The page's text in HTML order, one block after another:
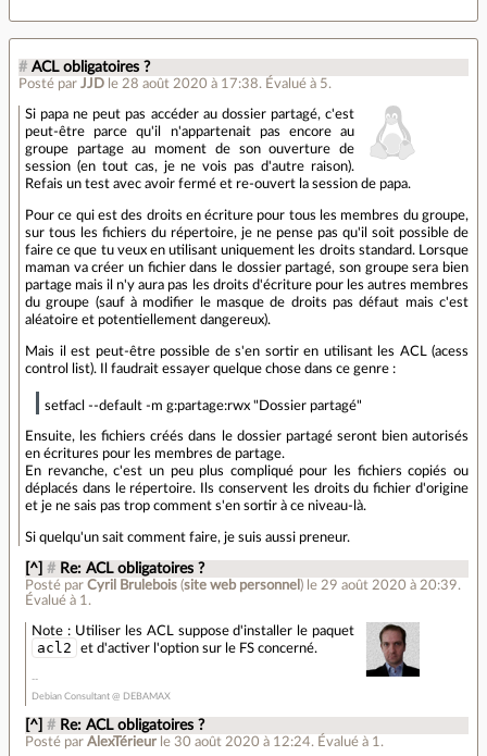
# ACL obligatoires ?
Posté par JJD le 28 août 2020 à 17:38. Évalué à 5.
Si papa ne peut pas accéder au dossier partagé, c'est
peut-être parce qu'il n'appartenait pas encore au
groupe partage au moment de son ouverture de
session (en tout cas, je ne vois pas d'autre raison).
Refais un test avec avoir fermé et re-ouvert la session de papa.
Pour ce qui est des droits en écriture pour tous les membres du groupe,
sur tous les fichiers du répertoire, je ne pense pas qu'il soit possible de
faire ce que tu veux en utilisant uniquement les droits standard. Lorsque
maman va créer un fichier dans le dossier partagé, son groupe sera bien
partage mais il n'y aura pas les droits d'écriture pour les autres membres
du groupe (sauf à modifier le masque de droits pas défaut mais c'est
aléatoire et potentiellement dangereux).
Mais il est peut-être possible de s'en sortir en utilisant les ACL (acess
control list). Il faudrait essayer quelque chose dans ce genre :
setfacl --default -m g:partage:rwx "Dossier partagé"
Ensuite, les fichiers créés dans le dossier partagé seront bien autorisés
en écritures pour les membres de partage.
En revanche, c'est un peu plus compliqué pour les fichiers copiés ou
déplacés dans le répertoire. Ils conservent les droits du fichier d'origine
et je ne sais pas trop comment s'en sortir à ce niveau-là.
Si quelqu'un sait comment faire, je suis aussi preneur.
[^] # Re: ACL obligatoires ?
Posté parCyril Brulebois (site web personnel ) le 29 août 2020 à 20:39.
Évalué à 1 .
Note : Utiliser les ACL suppose d'installer le paquet
acl2 et d'activer l'option sur le FS concerné.
Debian Consultant @ DEBAMAX
[^] # Re: ACL obligatoires ?
Posté parAlexTérieur le 30 août 2020 à 12:24. Évalué à 1 .